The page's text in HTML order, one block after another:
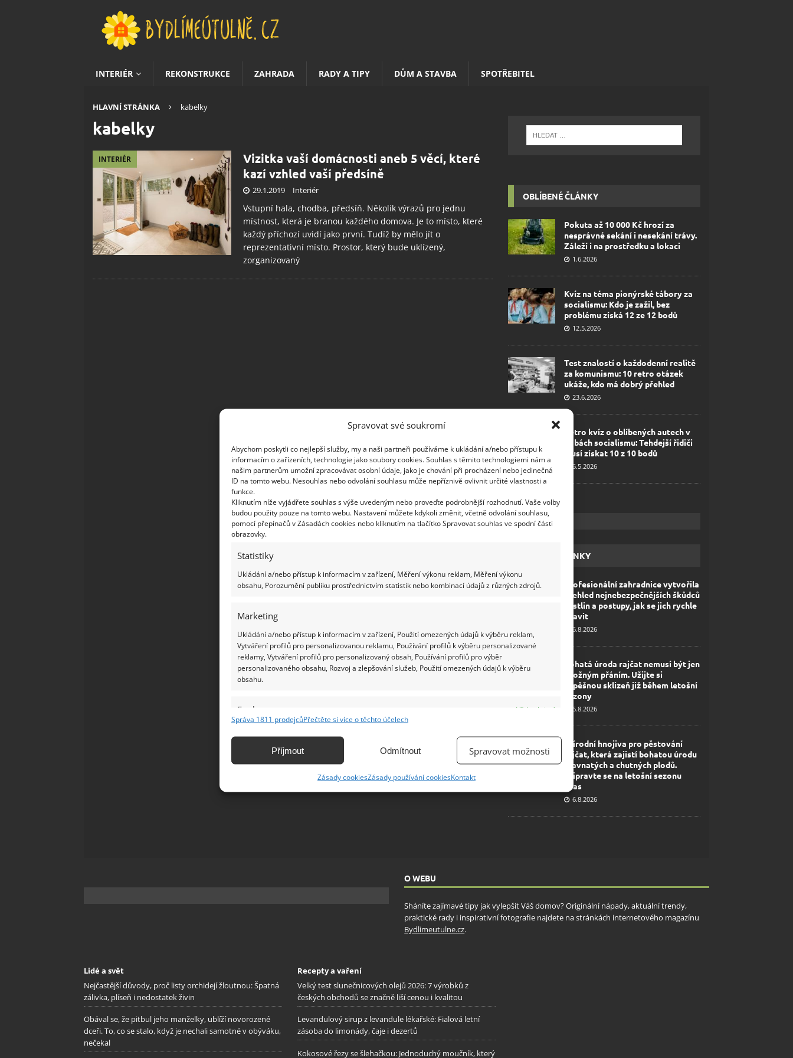
Spravovat své soukromí
Abychom poskytli co nejlepší služby, my a naši partneři používáme k ukládání a/nebo přístupu k
informacím o zařízeních, technologie jako soubory cookies. Souhlas s těmito technologiemi nám a
našim partnerům umožní zpracovávat osobní údaje, jako je chování při procházení nebo jedinečná
ID na tomto webu. Nesouhlas nebo odvolání souhlasu může nepříznivě ovlivnit určité vlastnosti a
funkce.
Kliknutím níže vyjádřete souhlas s výše uvedeným nebo proveďte podrobnější rozhodnutí. Vaše volby
budou použity pouze na tomto webu. Nastavení můžete kdykoli změnit, včetně odvolání souhlasu,
pomocí přepínačů v Zásadách cookies nebo kliknutím na tlačítko Spravovat souhlas ve spodní části
obrazovky.
Statistiky
Ukládání a/nebo přístup k informacím v zařízení, Měření výkonu reklam, Měření výkonu
obsahu, Porozumění publiku prostřednictvím statistik nebo kombinací údajů z různých zdrojů.
Marketing
Ukládání a/nebo přístup k informacím v zařízení, Použití omezených údajů k výběru reklam,
Vytváření profilů pro personalizovanou reklamu, Používání profilů k výběru personalizované
reklamy, Vytváření profilů pro personalizovaný obsah, Používání profilů pro výběr
personalizovaného obsahu, Rozvoj a zlepšování služeb, Použití omezených údajů k výběru
obsahu.
Funkce
Vždy aktivní
Identifikace zařízení na základě automaticky přenášených informací.
základě aktivně vyžádaných informací.
Správa 1811 prodejcůPřečtěte si více o těchto účelech
Příjmout Odmítnout Spravovat možnosti
Zásady cookiesZásady používání cookiesKontakt
INTERIÉR REKONSTRUKCE ZAHRADA RADY A TIPY DŮM A STAVBA SPOTŘEBITEL
HLAVNÍ STRÁNKA kabelky
kabelky
INTERIÉR
Vizitka vaší domácnosti aneb 5 věcí, které
kazí vzhled vaší předsíně
29.1.2019 Interiér
Vstupní hala, chodba, předsíň. Několik výrazů pro jednu
místnost, která je branou každého domova. Je to místo, které
každý příchozí uvidí jako první. Tudíž by mělo jít o
reprezentativní místo. Prostor, který bude uklízený,
zorganizovaný
OBLÍBENÉ ČLÁNKY
Pokuta až 10 000 Kč hrozí za
nesprávné sekání i nesekání trávy.
Záleží i na prostředku a lokaci
1.6.2026
Kvíz na téma pionýrské tábory za
socialismu: Kdo je zažil, bez
problému získá 12 ze 12 bodů
12.5.2026
Test znalostí o každodenní realitě
za komunismu: 10 retro otázek
ukáže, kdo má dobrý přehled
23.6.2026
Retro kvíz o oblíbených autech v
dobách socialismu: Tehdejší řidiči
musí získat 10 z 10 bodů
6.5.2026
ŽHAVÉ NOVINKY
Profesionální zahradnice vytvořila
přehled nejnebezpečnějších škůdců
rostlin a postupy, jak se jich rychle
zbavit
6.8.2026
Bohatá úroda rajčat nemusí být jen
zbožným přáním. Užijte si
úspěšnou sklizeň již během letošní
sezony
6.8.2026
Přírodní hnojiva pro pěstování
rajčat, která zajistí bohatou úrodu
šťavnatých a chutných plodů.
Připravte se na letošní sezonu
včas
6.8.2026
O WEBU
Sháníte zajímavé tipy jak vylepšit Váš domov? Originální nápady, aktuální trendy,
praktické rady i inspirativní fotografie najdete na stránkách internetového magazínu
Bydlimeutulne.cz.
Lidé a svět
Nejčastější důvody, proč listy orchidejí žloutnou: Špatná
zálivka, plíseň i nedostatek živin
Obával se, že pitbul jeho manželky, ublíží novorozené
dceři. To, co se stalo, když je nechali samotné v obýváku,
nečekal
Recepty a vaření
Velký test slunečnicových olejů 2026: 7 výrobků z
českých obchodů se značně liší cenou i kvalitou
Levandulový sirup z levandule lékařské: Fialová letní
zásoba do limonády, čaje i dezertů
Kokosové řezy se šlehačkou: Jednoduchý moučník, který